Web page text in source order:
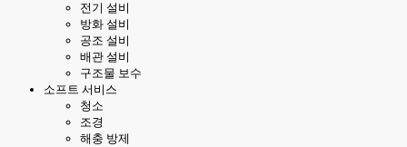
전기 설비
방화 설비
공조 설비
배관 설비
구조물 보수
소프트 서비스
청소
조경
해충 방제